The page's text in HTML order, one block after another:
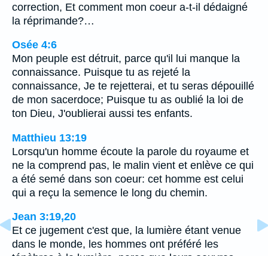
correction, Et comment mon coeur a-t-il dédaigné
la réprimande?…
Osée 4:6
Mon peuple est détruit, parce qu'il lui manque la
connaissance. Puisque tu as rejeté la
connaissance, Je te rejetterai, et tu seras dépouillé
de mon sacerdoce; Puisque tu as oublié la loi de
ton Dieu, J'oublierai aussi tes enfants.
Matthieu 13:19
Lorsqu'un homme écoute la parole du royaume et
ne la comprend pas, le malin vient et enlève ce qui
a été semé dans son coeur: cet homme est celui
qui a reçu la semence le long du chemin.
Jean 3:19,20
Et ce jugement c'est que, la lumière étant venue
dans le monde, les hommes ont préféré les